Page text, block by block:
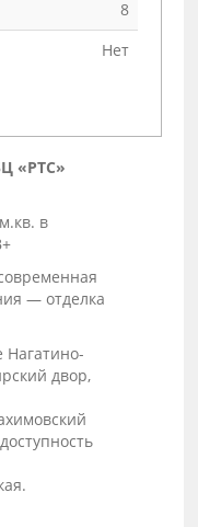
8
Нет
«РТС»
в
— отделка
Нагатино-
двор,